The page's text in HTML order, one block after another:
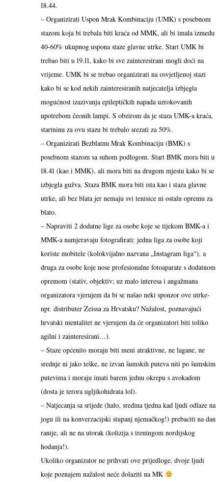
18.44.
– Organizirati Uspon Mrak Kombinaciju (UMK) s posebnom
stazom koja bi trebala biti kraća od MMK, ali bi imala između
40-60% ukupnog uspona staze glavne utrke. Start UMK bi
trebao biti u 19.11, kako bi sve zainteresirani mogli doći na
vrijeme. UMK bi se trebao organizirati na osvjetljenoj stazi
kako bi se kod nekih zainteresiranih natjecatelja izbjegla
mogućnost izazivanja epileptičkih napada uzrokovanih
upotrebom čeonih lampi. S obzirom da je staza UMK-a kraća,
startninu za ovu stazu bi trebalo srezati za 50%.
– Organizirati Bezblatnu Mrak Kombinaciju (BMK) s
posebnom stazom sa suhom podlogom. Start BMK mora biti u
18.41 (kao i MMK), ali mora biti na drugom mjestu kako bi se
izbjegla gužva. Staza BMK mora biti ista kao i staza glavne
utrke, ali bez blata jer nemaju svi tenisice ni ostalu opremu za
blato.
– Napraviti 2 dodatne lige za osobe koje se tijekom BMK-a i
MMK-a namjeravaju fotografirati: jedna liga za osobe koji
koriste mobitele (kolokvijalno nazvana „Instagram liga“), a
druga za osobe koje nose profesionalne fotoaparate s dodatnom
opremom (stativ, objektiv; uz malo interesa i angažmana
organizatora vjerujem da bi se našao neki sponzor ove utrke-
npr. distributer Zeissa za Hrvatsku? Nažalost, poznavajući
hrvatski mentalitet ne vjerujem da će organizatori biti toliko
agilni i zainteresirani…).
– Staze općenito moraju biti meni atraktivne, ne lagane, ne
srednje ni jako teške, ne izvan šumskih puteva niti po šumskim
putevima i moraju imati barem jednu okrepu s avokadom
(dosta je terora ugljikohidrata lol).
– Natjecanja sa srijede (halo, sredina tjedna kad ljudi odlaze na
jogu ili na konverzacijski stupanj njemačkog!) prebaciti na dan
ranije, ali ne na utorak (kolizija s treningom nordijskog
hodanja!).
Ukoliko organizator ne prihvati ove prijedloge, dvoje ljudi
koje poznajem nažalost neće dolaziti na MK